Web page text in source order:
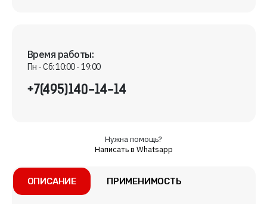
Время работы:
Пн - Сб: 10:00 - 19:00
+7(495)140-14-14
Нужна помощь?
Написать в Whatsapp
ОПИСАНИЕ ПРИМЕНИМОСТЬ